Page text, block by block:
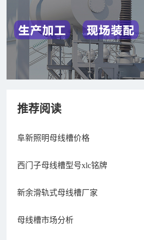
推荐阅读
阜新照明母线槽价格
西门子母线槽型号xlc铭牌
新余滑轨式母线槽厂家
母线槽市场分析